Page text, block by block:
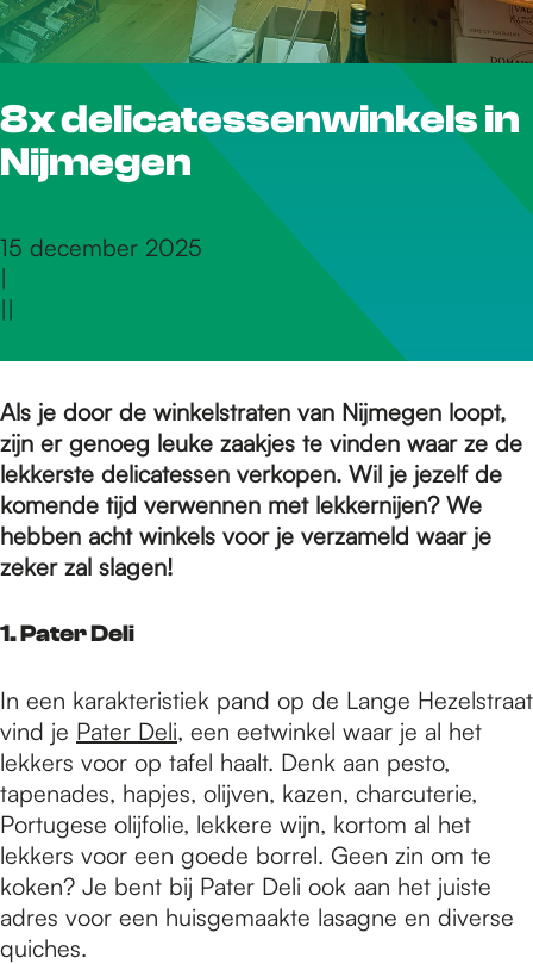
r
d
e
o
m
e
a
g
e
8x delicatessenwinkels in
Nijmegen
15 december 2025
|
||
Als je door de winkelstraten van Nijmegen loopt,
zijn er genoeg leuke zaakjes te vinden waar ze de
lekkerste delicatessen verkopen. Wil je jezelf de
komende tijd verwennen met lekkernijen? We
hebben acht winkels voor je verzameld waar je
zeker zal slagen!
1. Pater Deli
In een karakteristiek pand op de Lange Hezelstraat
vind je Pater Deli, een eetwinkel waar je al het
lekkers voor op tafel haalt. Denk aan pesto,
tapenades, hapjes, olijven, kazen, charcuterie,
Portugese olijfolie, lekkere wijn, kortom al het
lekkers voor een goede borrel. Geen zin om te
koken? Je bent bij Pater Deli ook aan het juiste
adres voor een huisgemaakte lasagne en diverse
quiches.